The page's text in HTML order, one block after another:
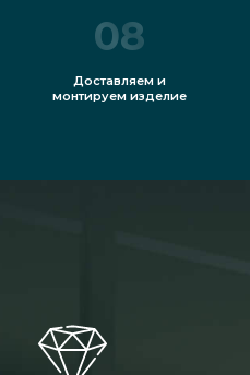
08
Доставляем и
монтируем изделие